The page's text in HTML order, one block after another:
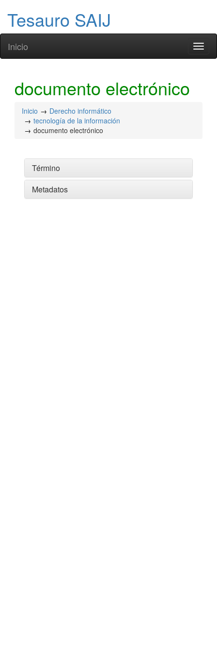
Tesauro SAIJ
Inicio
documento electrónico
Inicio
Derecho informático
tecnología de la información
documento electrónico
Término
Metadatos